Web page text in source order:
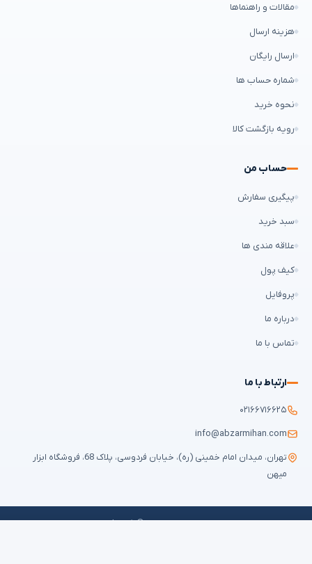
مقالات و راهنماها
هزینه ارسال
ارسال رایگان
شماره حساب ها
نحوه خرید
رویه بازگشت کالا
حساب من
پیگیری سفارش
سبد خرید
علاقه مندی ها
کیف پول
پروفایل
درباره ما
تماس با ما
ارتباط با ما
۰۲۱۶۶۷۱۶۶۲۵
info@abzarmihan.com
تهران، میدان امام خمینی (ره)، خیابان فردوسی، پلاک 68، فروشگاه ابزار
میهن
تمامی حقوق برایابزار میهنمحفوظ است © ۲۰۲۶ | طراحی سایت و سئو:
ایران